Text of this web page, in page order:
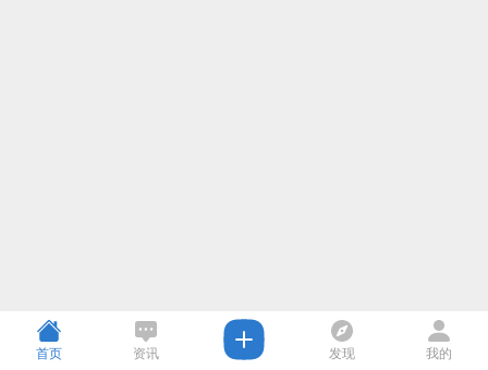
首页 资讯 发现 我的